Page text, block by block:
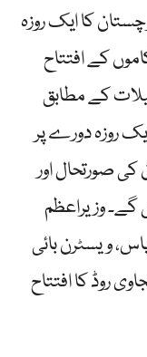
کا ایک روزہ
کے افتتاح
کے مطابق
آج 28 اپریل کو ایک روزہ دورے پر
کی صورتحال اور
گے۔ وزیراعظم
ویسٹرن بائی
روڈ کا افتتاح